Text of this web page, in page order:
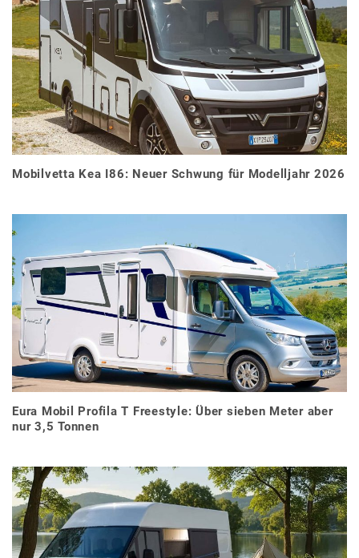
Mobilvetta Kea I86: Neuer Schwung für Modelljahr 2026
Eura Mobil Profila T Freestyle: Über sieben Meter aber
nur 3,5 Tonnen